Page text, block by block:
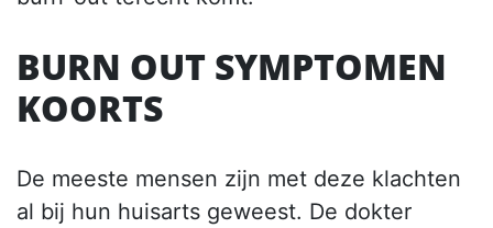
BURN OUT SYMPTOMEN
KOORTS
De meeste mensen zijn met deze klachten
al bij hun huisarts geweest. De dokter